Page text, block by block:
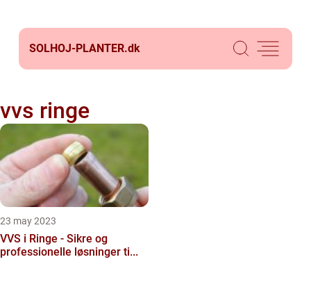
SOLHOJ-PLANTER.dk
vvs ringe
23 may 2023
VVS i Ringe - Sikre og
professionelle løsninger ti...